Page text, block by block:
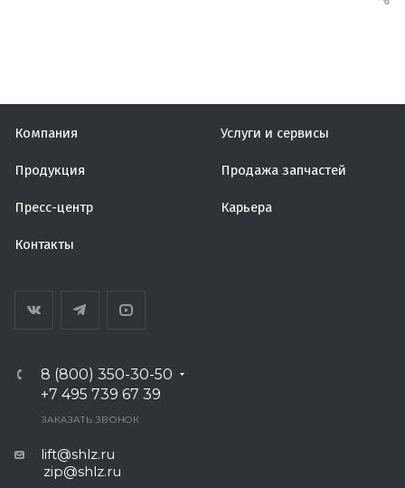
Компания Услуги и сервисы
Продукция Продажа запчастей
Пресс-центр Карьера
Контакты
8 (800) 350-30-50
+7 495 739 67 39
ЗАКАЗАТЬ ЗВОНОК
lift@shlz.ru
zip@shlz.ru